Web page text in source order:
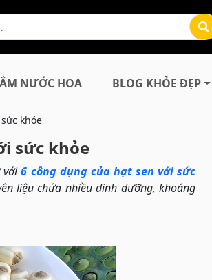
NƯỚC HOA BLOG KHỎE ĐẸP
khỏe
sức khỏe
với6 công dụng của hạt sen với sức
liệu chứa nhiều dinh dưỡng, khoáng